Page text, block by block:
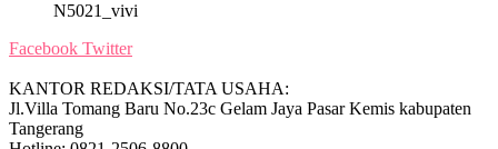
N5021_vivi
Facebook Twitter
KANTOR REDAKSI/TATA USAHA:
Jl.Villa Tomang Baru No.23c Gelam Jaya Pasar Kemis kabupaten
Tangerang